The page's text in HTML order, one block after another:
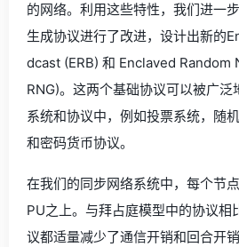
的网络。利用这些特性，我们进一
生成协议进行了改进，设计出新的
dcast (ERB) 和 Enclaved Random
RNG)。这两个基础协议可以被广
系统和协议中，例如投票系统，随
和密码货币协议。
在我们的同步网络系统中，每个节
PU之上。与拜占庭模型中的协议相
议都适量减少了通信开销和回合开